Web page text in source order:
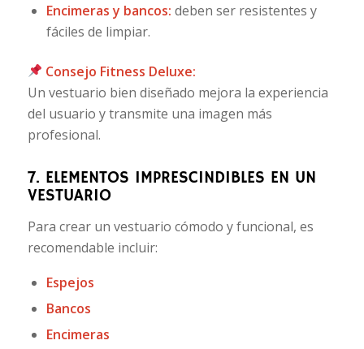
Encimeras y bancos: deben ser resistentes y
fáciles de limpiar.
Consejo Fitness Deluxe:
Un vestuario bien diseñado mejora la experiencia
del usuario y transmite una imagen más
profesional.
7. ELEMENTOS IMPRESCINDIBLES EN UN
VESTUARIO
Para crear un vestuario cómodo y funcional, es
recomendable incluir:
Espejos
Bancos
Encimeras